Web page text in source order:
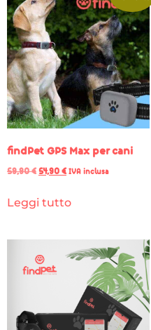
findPet GPS Max per cani
59,90€ 54,90 € IVA inclusa
Leggi tutto